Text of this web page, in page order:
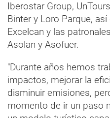
Iberostar Group,
Binter y Loro Parque,
Excelcan y las
Asolan y Asofuer.
"Durante años hemos
impactos, mejorar la
disminuir emisiones,
momento de ir un paso